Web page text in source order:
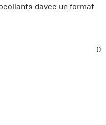
davec un format
0